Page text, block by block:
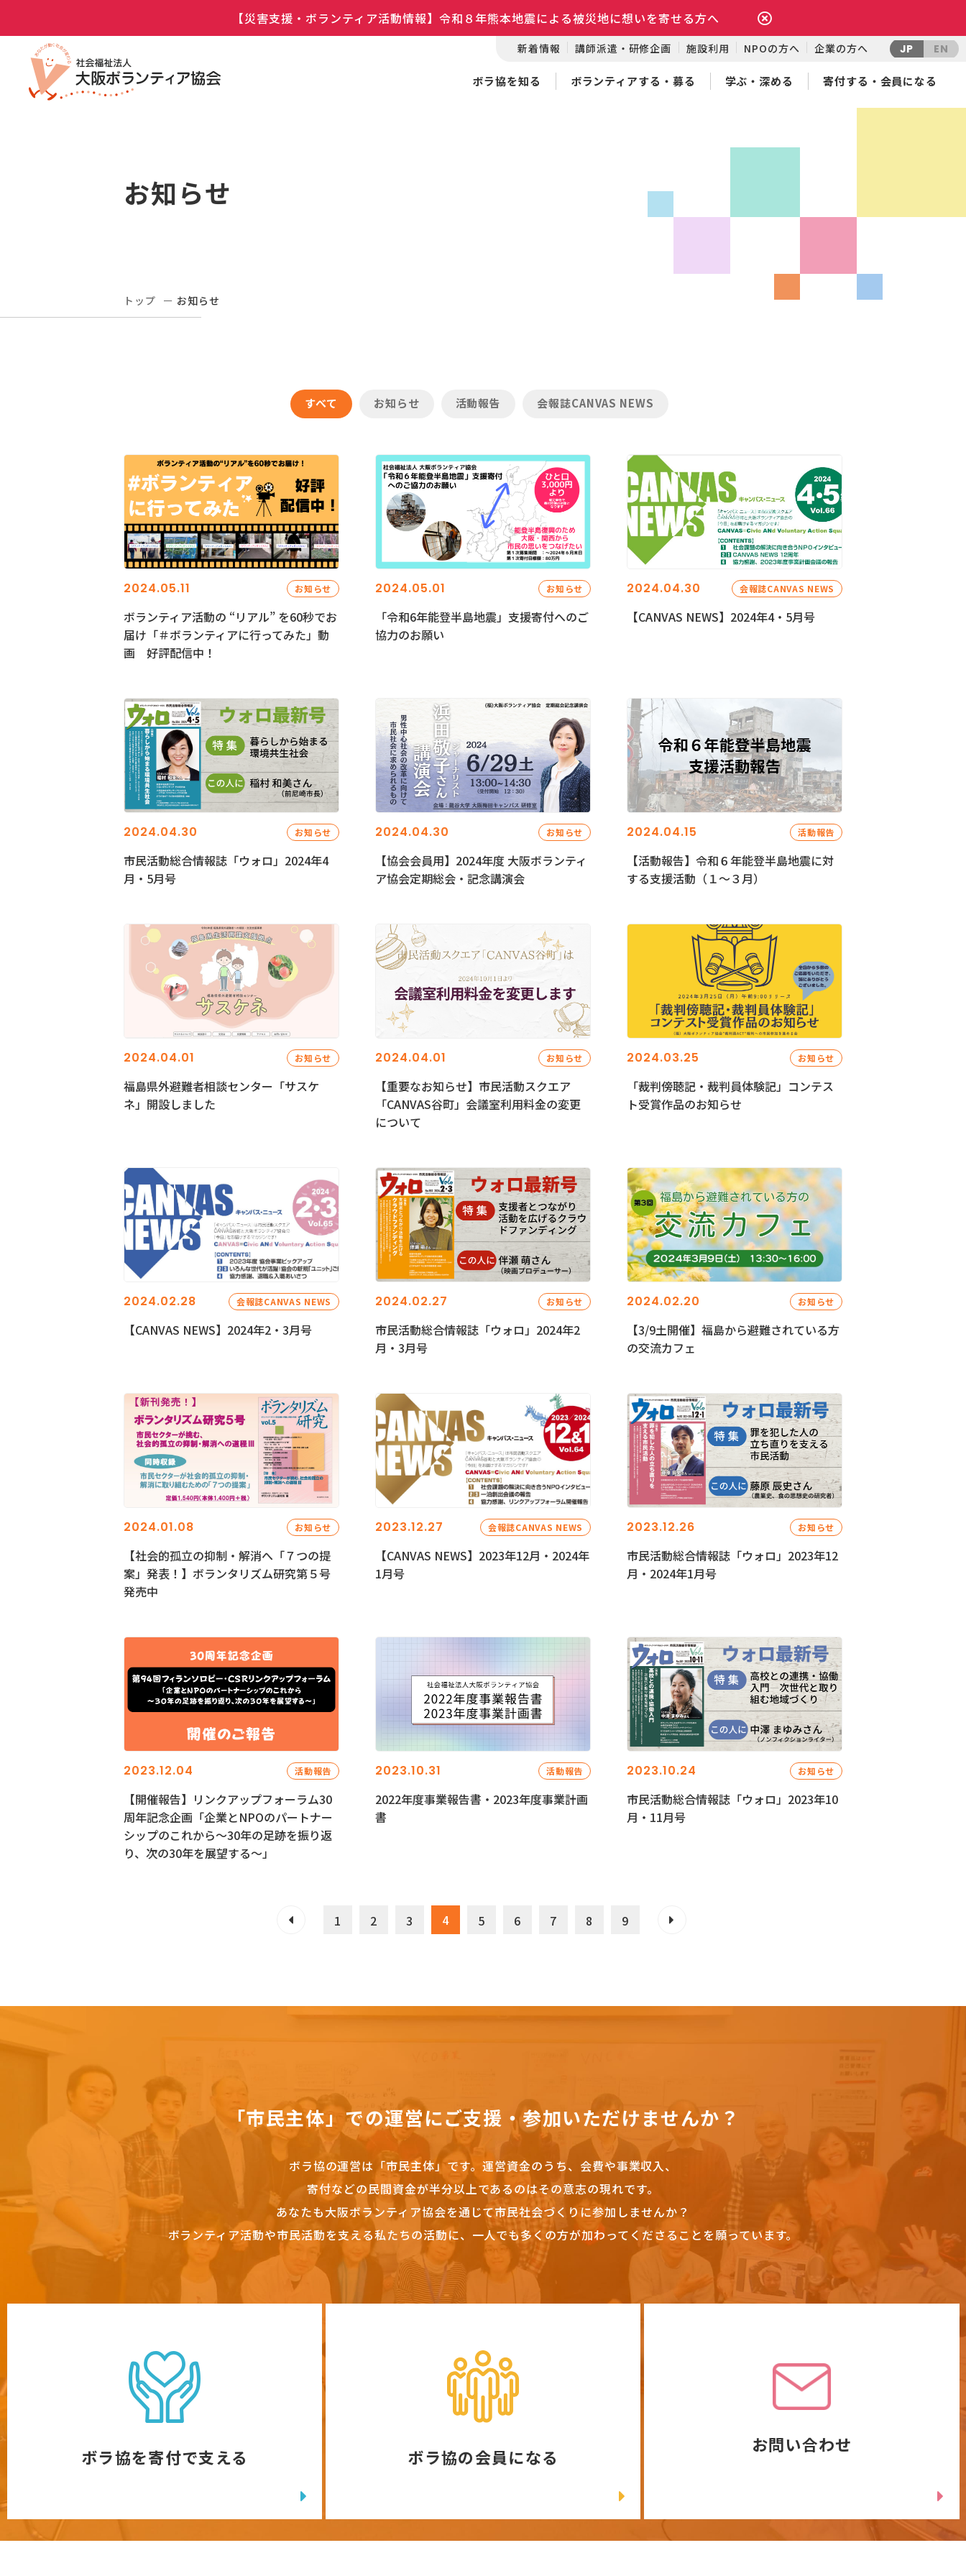
【災害支援・ボランティア活動情報】令和８年熊本地震による被災地に想いを寄せる方へ
新着情報 講師派遣・研修企画 施設利用 NPOの方へ 企業の方へ JP EN
ボラ協を知る ボランティアする・募る 学ぶ・深める 寄付する・会員になる
お知らせ
トップ お知らせ
すべて お知らせ 活動報告 会報誌CANVAS NEWS
2024.05.11 お知らせ
ボランティア活動の “リアル” を60秒でお
届け「＃ボランティアに行ってみた」動
画 好評配信中！
2024.05.01 お知らせ
「令和6年能登半島地震」支援寄付へのご
協力のお願い
2024.04.30 会報誌CANVAS NEWS
【CANVAS NEWS】2024年4・5月号
2024.04.30 お知らせ
市民活動総合情報誌「ウォロ」2024年4
月・5月号
2024.04.30 お知らせ
【協会会員用】2024年度 大阪ボランティ
ア協会定期総会・記念講演会
2024.04.15 活動報告
【活動報告】令和６年能登半島地震に対
する支援活動（１〜３月）
2024.04.01 お知らせ
福島県外避難者相談センター「サスケ
ネ」開設しました
2024.04.01 お知らせ
【重要なお知らせ】市民活動スクエア
「CANVAS谷町」会議室利用料金の変更
について
2024.03.25 お知らせ
「裁判傍聴記・裁判員体験記」コンテス
ト受賞作品のお知らせ
2024.02.28 会報誌CANVAS NEWS
【CANVAS NEWS】2024年2・3月号
2024.02.27 お知らせ
市民活動総合情報誌「ウォロ」2024年2
月・3月号
2024.02.20 お知らせ
【3/9土開催】福島から避難されている方
の交流カフェ
2024.01.08 お知らせ
【社会的孤立の抑制・解消へ「７つの提
案」発表！】ボランタリズム研究第５号
発売中
2023.12.27 会報誌CANVAS NEWS
【CANVAS NEWS】2023年12月・2024年
1月号
2023.12.26 お知らせ
市民活動総合情報誌「ウォロ」2023年12
月・2024年1月号
2023.12.04 活動報告
【開催報告】リンクアップフォーラム30
周年記念企画「企業とNPOのパートナー
シップのこれから～30年の足跡を振り返
り、次の30年を展望する～」
2023.10.31 活動報告
2022年度事業報告書・2023年度事業計画
書
2023.10.24 お知らせ
市民活動総合情報誌「ウォロ」2023年10
月・11月号
1 2 3 4 5 6 7 8 9
「市民主体」での運営にご支援・参加いただけませんか？
ボラ協の運営は「市民主体」です。 運営資金のうち、会費や事業収入、
寄付などの民間資金が半分以上であるのはその意志の現れです。
あなたも大阪ボランティア協会を通じて市民社会づくりに参加しませんか？
ボランティア活動や市民活動を支える私たちの活動に、一人でも多くの方が加わってくださることを願っています。
ボラ協を寄付で支える ボラ協の会員になる
お問い合わせ